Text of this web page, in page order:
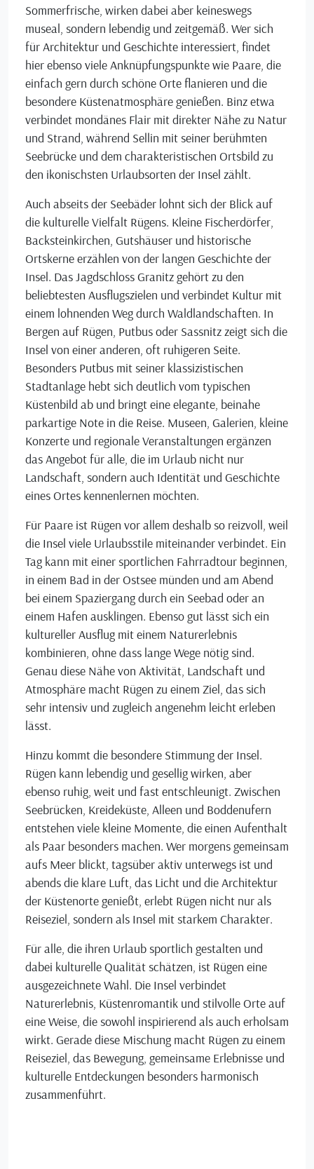
Sommerfrische, wirken dabei aber keineswegs
museal, sondern lebendig und zeitgemäß. Wer sich
für Architektur und Geschichte interessiert, findet
hier ebenso viele Anknüpfungspunkte wie Paare, die
einfach gern durch schöne Orte flanieren und die
besondere Küstenatmosphäre genießen. Binz etwa
verbindet mondänes Flair mit direkter Nähe zu Natur
und Strand, während Sellin mit seiner berühmten
Seebrücke und dem charakteristischen Ortsbild zu
den ikonischsten Urlaubsorten der Insel zählt.
Auch abseits der Seebäder lohnt sich der Blick auf
die kulturelle Vielfalt Rügens. Kleine Fischerdörfer,
Backsteinkirchen, Gutshäuser und historische
Ortskerne erzählen von der langen Geschichte der
Insel. Das Jagdschloss Granitz gehört zu den
beliebtesten Ausflugszielen und verbindet Kultur mit
einem lohnenden Weg durch Waldlandschaften. In
Bergen auf Rügen, Putbus oder Sassnitz zeigt sich die
Insel von einer anderen, oft ruhigeren Seite.
Besonders Putbus mit seiner klassizistischen
Stadtanlage hebt sich deutlich vom typischen
Küstenbild ab und bringt eine elegante, beinahe
parkartige Note in die Reise. Museen, Galerien, kleine
Konzerte und regionale Veranstaltungen ergänzen
das Angebot für alle, die im Urlaub nicht nur
Landschaft, sondern auch Identität und Geschichte
eines Ortes kennenlernen möchten.
Für Paare ist Rügen vor allem deshalb so reizvoll, weil
die Insel viele Urlaubsstile miteinander verbindet. Ein
Tag kann mit einer sportlichen Fahrradtour beginnen,
in einem Bad in der Ostsee münden und am Abend
bei einem Spaziergang durch ein Seebad oder an
einem Hafen ausklingen. Ebenso gut lässt sich ein
kultureller Ausflug mit einem Naturerlebnis
kombinieren, ohne dass lange Wege nötig sind.
Genau diese Nähe von Aktivität, Landschaft und
Atmosphäre macht Rügen zu einem Ziel, das sich
sehr intensiv und zugleich angenehm leicht erleben
lässt.
Hinzu kommt die besondere Stimmung der Insel.
Rügen kann lebendig und gesellig wirken, aber
ebenso ruhig, weit und fast entschleunigt. Zwischen
Seebrücken, Kreideküste, Alleen und Boddenufern
entstehen viele kleine Momente, die einen Aufenthalt
als Paar besonders machen. Wer morgens gemeinsam
aufs Meer blickt, tagsüber aktiv unterwegs ist und
abends die klare Luft, das Licht und die Architektur
der Küstenorte genießt, erlebt Rügen nicht nur als
Reiseziel, sondern als Insel mit starkem Charakter.
Für alle, die ihren Urlaub sportlich gestalten und
dabei kulturelle Qualität schätzen, ist Rügen eine
ausgezeichnete Wahl. Die Insel verbindet
Naturerlebnis, Küstenromantik und stilvolle Orte auf
eine Weise, die sowohl inspirierend als auch erholsam
wirkt. Gerade diese Mischung macht Rügen zu einem
Reiseziel, das Bewegung, gemeinsame Erlebnisse und
kulturelle Entdeckungen besonders harmonisch
zusammenführt.